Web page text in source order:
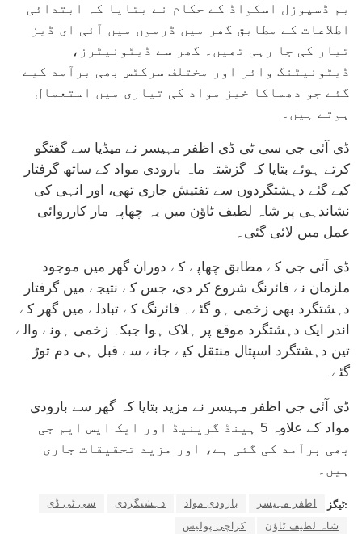
بم ڈسپوزل اسکواڈ کے حکام نے بتایا کہ ابتدائی
اطلاعات کے مطابق گھر میں ڈرموں میں آئی ای ڈیز
تیار کی جا رہی تھیں۔ گھر سے ڈیٹونیٹرز،
ڈیٹونیٹنگ وائر اور مختلف سرکٹس بھی برآمد کیے
گئے جو دھماکا خیز مواد کی تیاری میں استعمال
ہوتے ہیں۔
ڈی آئی جی سی ٹی ڈی اظفر مہیسر نے میڈیا سے گفتگو
کرتے ہوئے بتایا کہ گزشتہ ماہ بارودی مواد کے ساتھ گرفتار
کیے گئے دہشتگردوں سے تفتیش جاری تھی، اور انہی کی
نشاندہی پر شاہ لطیف ٹاؤن میں یہ چھاپہ مار کارروائی
عمل میں لائی گئی۔
ڈی آئی جی کے مطابق چھاپے کے دوران گھر میں موجود
ملزمان نے فائرنگ شروع کر دی، جس کے نتیجے میں گرفتار
دہشتگرد بھی زخمی ہو گئے۔ فائرنگ کے تبادلے میں گھر کے
اندر ایک دہشتگرد موقع پر ہلاک ہوا جبکہ زخمی ہونے والے
تین دہشتگرد اسپتال منتقل کیے جانے سے قبل ہی دم توڑ
گئے۔
ڈی آئی جی اظفر مہیسر نے مزید بتایا کہ گھر سے بارودی
مواد کے علاوہ 5 ہینڈ گرینیڈ اور ایک ایس ایم جی
بھی برآمد کی گئی ہے، اور مزید تحقیقات جاری
ہیں۔
ٹیگز: اظفر مہیسر بارودی مواد دہشتگردی
سی ٹی ڈی
شاہ لطیف ٹاؤن
کراچی پولیس